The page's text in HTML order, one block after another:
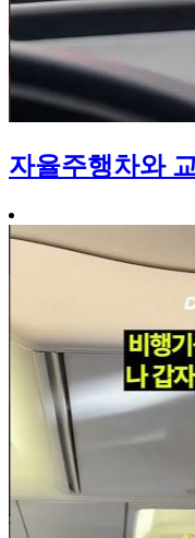
자율주행차와